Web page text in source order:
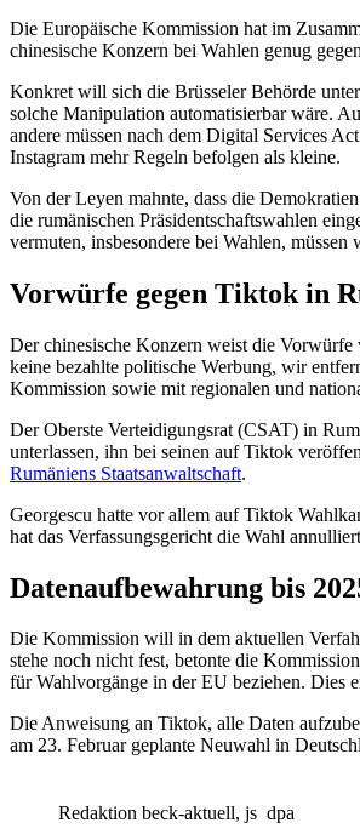
Die Europäische Kommission hat im
chinesische Konzern bei Wahlen genug
Konkret will sich die Brüsseler Behörde
solche Manipulation automatisierbar wäre.
andere müssen nach dem Digital Services
Instagram mehr Regeln befolgen als kleine.
Von der Leyen mahnte, dass die
die rumänischen Präsidentschaftswahlen
vermuten, insbesondere bei Wahlen,
Vorwürfe gegen Tiktok in
Der chinesische Konzern weist die
keine bezahlte politische Werbung, wir
Kommission sowie mit regionalen und
Der Oberste Verteidigungsrat (CSAT) in
unterlassen, ihn bei seinen auf Tiktok
Rumäniens Staatsanwaltschaft.
Georgescu hatte vor allem auf Tiktok
hat das Verfassungsgericht die Wahl
Datenaufbewahrung bis
Die Kommission will in dem aktuellen
stehe noch nicht fest, betonte die
für Wahlvorgänge in der EU beziehen. Dies
Die Anweisung an Tiktok, alle Daten
am 23. Februar geplante Neuwahl in
Redaktion beck-aktuell, js dpa